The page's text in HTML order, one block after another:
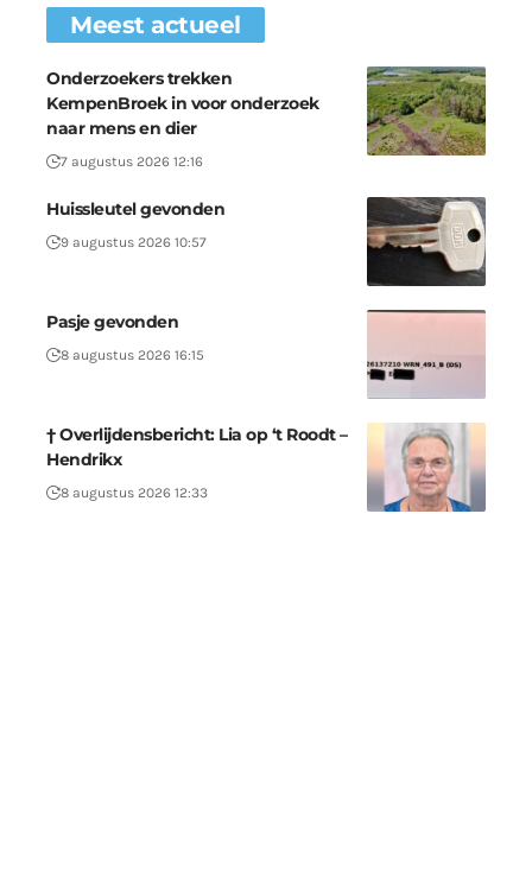
Meest actueel
Onderzoekers trekken
KempenBroek in voor onderzoek
naar mens en dier
7 augustus 2026 12:16
Huissleutel gevonden
9 augustus 2026 10:57
Pasje gevonden
8 augustus 2026 16:15
† Overlijdensbericht: Lia op ‘t Roodt –
Hendrikx
8 augustus 2026 12:33